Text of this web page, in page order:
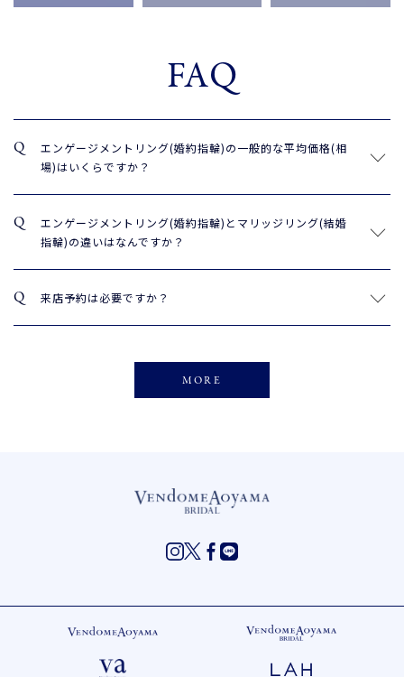
FAQ
エンゲージメントリング(婚約指輪)の一般的な平均価格(相
場)はいくらですか？
エンゲージメントリング(婚約指輪)とマリッジリング(結婚
指輪)の違いはなんですか？
来店予約は必要ですか？
MORE